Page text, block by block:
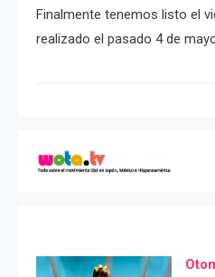
Finalmente tenemos listo el
realizado el pasado 4 de